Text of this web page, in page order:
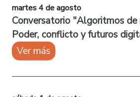
martes 4 de agosto
Conversatorio "Algoritmos de
Poder, conflicto y futuros
Ver más